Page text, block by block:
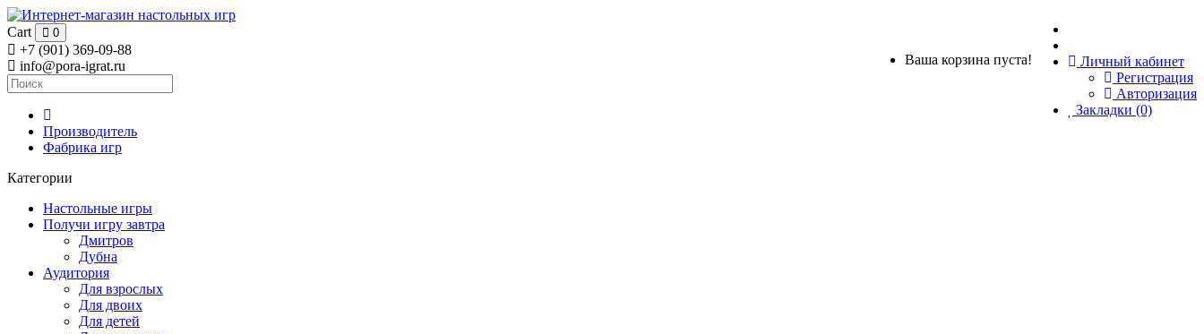
Личный кабинет
Регистрация
Авторизация
Закладки (0)
Cart 0
Ваша корзина пуста!
+7 (901) 369-09-88
info@pora-igrat.ru
Производитель
Фабрика игр
Категории
Настольные игры
Получи игру завтра
Дмитров
Дубна
Аудитория
Для взрослых
Для двоих
Для детей